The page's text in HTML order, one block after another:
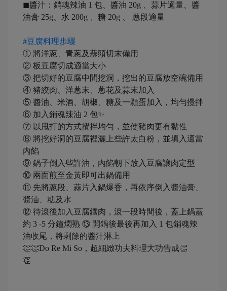
◼醬汁：銷魂辣油 1 包、醬油 20g 、蒜片適量、醬
油膏 25g、水 200g 、糖 20g 、 蔥段適量
#豆腐料理步驟
① 將洋蔥、青蔥及蒜頭切末備用
② 板豆腐切成適當大小
③ 把切好的豆腐中間挖洞，挖出的豆腐放空碗備用
④ 豬絞肉、洋蔥末、蔥花及蒜末加入
⑤ 醬油、米酒、胡椒、糖及一顆蛋加入，均勻攪拌
⑥ 加入銷魂辣油 2 包✨
⑦ 以甩打的方式攪拌均勻，並使豬肉更有黏性
⑧ 將挖好洞的豆腐裡灑上些許太白粉，並填入適當
內餡
⑨ 鍋子倒入些許油，內餡朝下放入豆腐讓肉定型
⑩ 兩面煎至金黃即可出鍋備用
⑪ 先將蔥段、蒜片入鍋爆香，再依序倒入醬油膏、
醬油、糖及水
⑫ 待滾後加入豆腐鑲肉，滾一段時間後，蓋上鍋蓋
約 3 -5 分鐘燜熟 ⑬ 開鍋後最後再加入 1 包銷魂辣
油收尾，將剩餘的醬汁淋上
👏👏Do Re Mi So，超細緻功夫料理大功告成👏
👏